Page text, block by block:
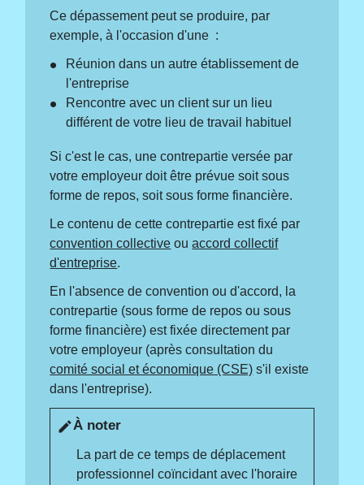
Ce dépassement peut se produire, par
exemple, à l'occasion d'une :
Réunion dans un autre établissement de
l'entreprise
Rencontre avec un client sur un lieu
différent de votre lieu de travail habituel
Si c'est le cas, une contrepartie versée par
votre employeur doit être prévue soit sous
forme de repos, soit sous forme financière.
Le contenu de cette contrepartie est fixé par
convention collective ouaccord collectif
d'entreprise.
En l'absence de convention ou d'accord, la
contrepartie (sous forme de repos ou sous
forme financière) est fixée directement par
votre employeur (après consultation du
comité social et économique (CSE) s'il existe
dans l'entreprise).
editÀ noter
La part de ce temps de déplacement
professionnel coïncidant avec l'horaire